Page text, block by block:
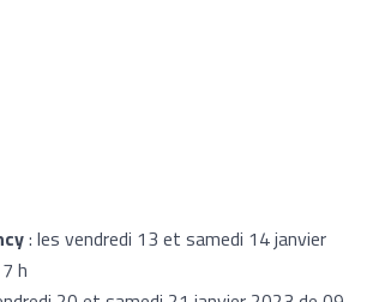
: les vendredi 13 et samedi 14 janvier
h